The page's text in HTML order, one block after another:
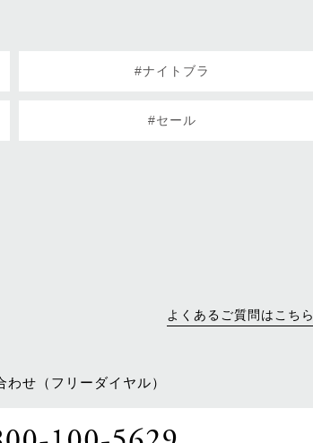
#ナイトブラ
#セール
よくあるご質問はこちら
わせ（フリーダイヤル）